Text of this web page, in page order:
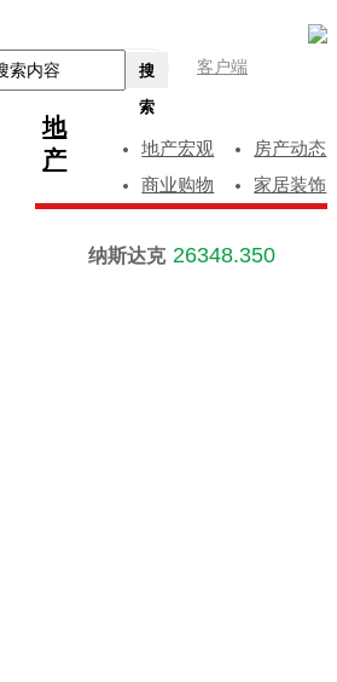
客户端
搜
索
地
产
地产宏观
房产动态
商业购物
家居装饰
纳斯达克 26348.350